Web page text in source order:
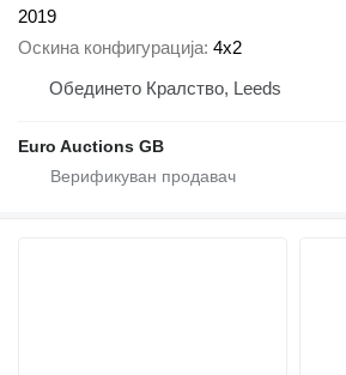
2019
Оскина конфигурација 4x2
Обединето Кралство, Leeds
Euro Auctions GB